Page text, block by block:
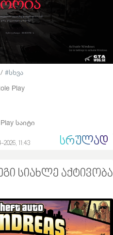
/
სხვა
Play
საიტი
11:43 ᲡᲠᲣᲚᲐᲓ
სიახლე აქტივობა